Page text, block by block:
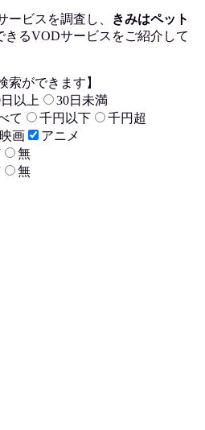
ービスを調査し、
きみはペット
きるVODサービスをご紹介して
索ができます】
以上
30日未満
て 千円以下
千円超
映画
アニメ
無
無